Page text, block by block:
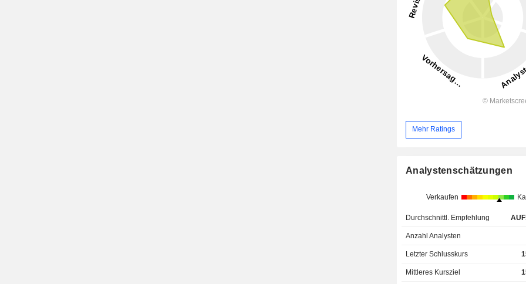
Mehr Ratings
Analystenschätzungen
Verkaufen
Durchschnittl. Empfehlung
Anzahl Analysten
Letzter Schlusskurs
Mittleres Kursziel